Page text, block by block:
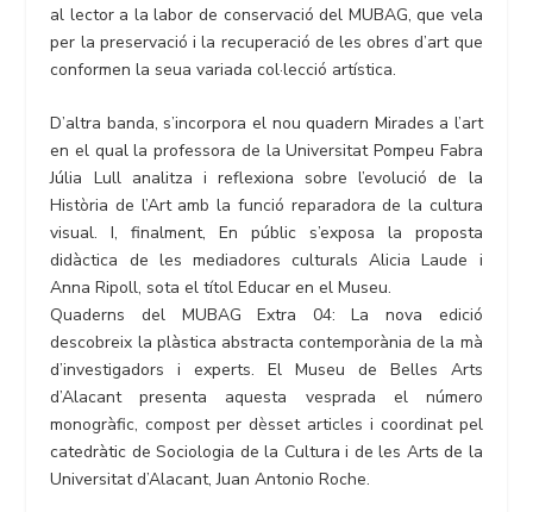
al lector a la labor de conservació del MUBAG, que vela
per la preservació i la recuperació de les obres d’art que
conformen la seua variada col·lecció artística.
D’altra banda, s’incorpora el nou quadern Mirades a l’art
en el qual la professora de la Universitat Pompeu Fabra
Júlia Lull analitza i reflexiona sobre l’evolució de la
Història de l’Art amb la funció reparadora de la cultura
visual. I, finalment, En públic s’exposa la proposta
didàctica de les mediadores culturals Alicia Laude i
Anna Ripoll, sota el títol Educar en el Museu.
Quaderns del MUBAG Extra 04: La nova edició
descobreix la plàstica abstracta contemporània de la mà
d’investigadors i experts. El Museu de Belles Arts
d’Alacant presenta aquesta vesprada el número
monogràfic, compost per dèsset articles i coordinat pel
catedràtic de Sociologia de la Cultura i de les Arts de la
Universitat d’Alacant, Juan Antonio Roche.